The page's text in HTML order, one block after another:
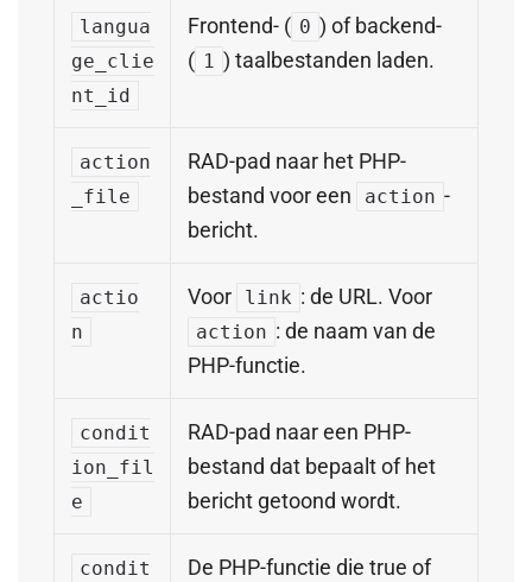
langua
ge_clie
nt_id
Frontend- ( 0 ) of backend-
( 1 ) taalbestanden laden.
action
_file
RAD-pad naar het PHP-
bestand voor een
action -
bericht.
actio
n
Voor link : de URL. Voor
action : de naam van de
PHP-functie.
condit
ion_fil
e
RAD-pad naar een PHP-
bestand dat bepaalt of het
bericht getoond wordt.
condit
De PHP-functie die true of